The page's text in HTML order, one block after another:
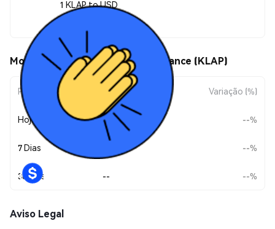
1 KLAP to USD
Movimentos de preço de Klap Finance (KLAP)
Período Variação do Valor Variação (%)
Hoje -- --%
7 Dias --%
30 Dias -- --%
Aviso Legal